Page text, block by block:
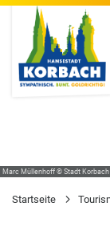
Marc Müllenhoff © Stadt Korbach
Startseite